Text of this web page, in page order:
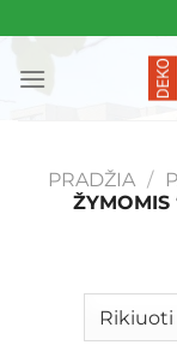
to
content
PRADŽIA /
ŽYMOMIS